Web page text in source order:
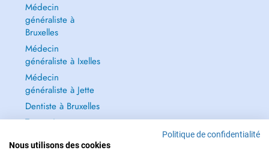
Médecin
généraliste à
Bruxelles
Médecin
généraliste à Ixelles
Médecin
généraliste à Jette
Dentiste à Bruxelles
Tout voir →
Politique de confidentialité
Nous utilisons des cookies